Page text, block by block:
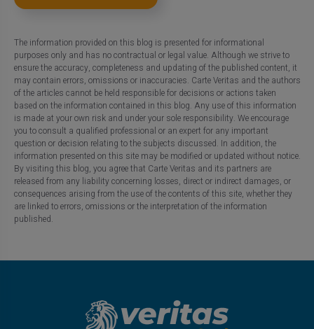
The information provided on this blog is presented for informational
purposes only and has no contractual or legal value. Although we strive to
ensure the accuracy, completeness and updating of the published content, it
may contain errors, omissions or inaccuracies. Carte Veritas and the authors
of the articles cannot be held responsible for decisions or actions taken
based on the information contained in this blog. Any use of this information
is made at your own risk and under your sole responsibility. We encourage
you to consult a qualified professional or an expert for any important
question or decision relating to the subjects discussed. In addition, the
information presented on this site may be modified or updated without notice.
By visiting this blog, you agree that Carte Veritas and its partners are
released from any liability concerning losses, direct or indirect damages, or
consequences arising from the use of the contents of this site, whether they
are linked to errors, omissions or the interpretation of the information
published.